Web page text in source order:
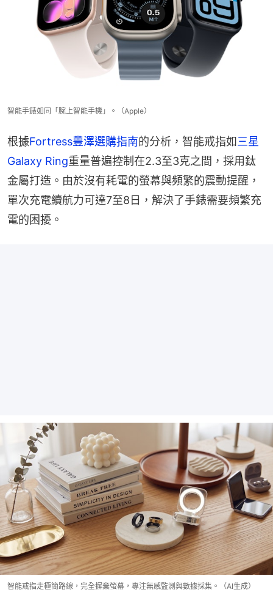
智能手錶如同「腕上智能手機」。（Apple）
根據Fortress豐澤選購指南的分析，智能戒指如三星
Galaxy Ring重量普遍控制在2.3至3克之間，採用鈦
金屬打造。由於沒有耗電的螢幕與頻繁的震動提醒，
單次充電續航力可達7至8日，解決了手錶需要頻繁充
電的困擾。
智能戒指走極簡路線，完全摒棄螢幕，專注無感監測與數據採集。（AI生成）